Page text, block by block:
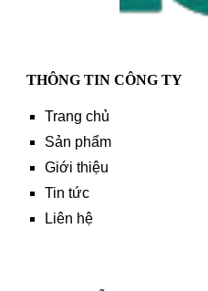
THÔNG TIN CÔNG TY
Trang chủ
Sản phẩm
Giới thiệu
Tin tức
Liên hệ